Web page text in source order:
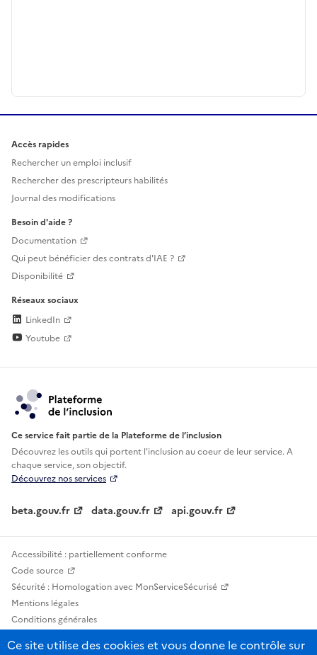
Accès rapides
Rechercher un emploi inclusif
Rechercher des prescripteurs habilités
Journal des modifications
Besoin d'aide ?
Documentation
Qui peut bénéficier des contrats d'IAE ?
Disponibilité
Réseaux sociaux
LinkedIn
Youtube
Ce service fait partie de la Plateforme de l’inclusion
Découvrez les outils qui portent l'inclusion aucoeur de leur service. A
chaque service, son objectif.
Découvrez nos services
beta.gouv.fr data.gouv.fr api.gouv.fr
Accessibilité : partiellement conforme
Code source
Sécurité : Homologation avec MonServiceSécurisé
Mentions légales
Conditions générales
Statistiques, lexiques et indicateurs
Ce site utilise des cookies et vous donne le contrôle sur